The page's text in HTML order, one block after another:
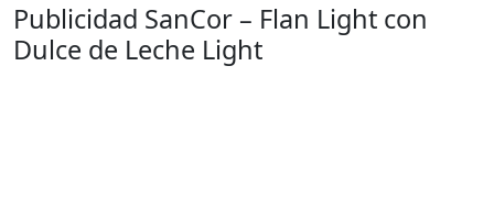
Publicidad SanCor – Flan Light con
Dulce de Leche Light